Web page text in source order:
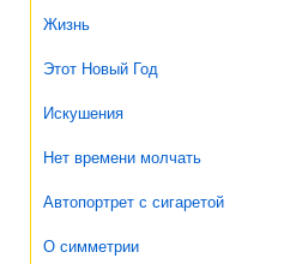
Жизнь
Этот Новый Год
Искушения
Нет времени молчать
Автопортрет с сигаретой
О симметрии